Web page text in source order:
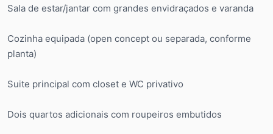
Sala de estar/jantar com grandes envidraçados e varanda
Cozinha equipada (open concept ou separada, conforme
planta)
Suite principal com closet e WC privativo
Dois quartos adicionais com roupeiros embutidos